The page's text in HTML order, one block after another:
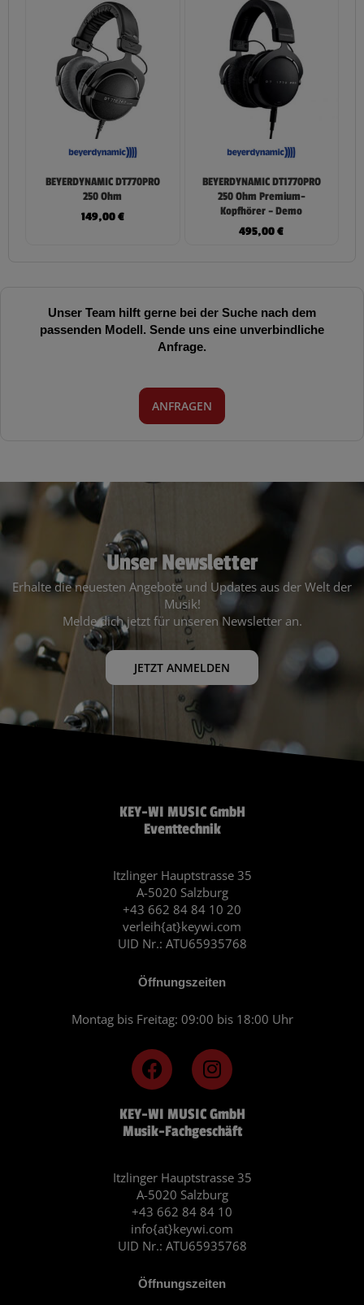
BEYERDYNAMIC DT770PRO
250 Ohm
149,00€
BEYERDYNAMIC DT1770PRO
250 Ohm Premium-
Kopfhörer – Demo
495,00€
Unser Team hilft gerne bei der Suche nach dem
passenden Modell. Sende uns eine unverbindliche
Anfrage.
ANFRAGEN
Unser Newsletter
Erhalte die neuesten Angebote und Updates aus der Welt der
Musik!
Melde dich jetzt für unseren Newsletter an.
JETZT ANMELDEN
KEY-WI MUSIC GmbH
Musik-Fachgeschäft
Itzlinger Hauptstrasse 35
A-5020 Salzburg
+43 662 84 84 10
info{at}keywi.com
UID Nr.: ATU65935768
Öffnungszeiten
F
a
c
e
b
o
k
I
n
s
t
a
r
a
m
KEY-WI MUSIC GmbH
Eventtechnik
Itzlinger Hauptstrasse 35
A-5020 Salzburg
+43 662 84 84 10 20
verleih{at}keywi.com
UID Nr.: ATU65935768
Öffnungszeiten
Montag bis Freitag: 09:00 bis 18:00 Uhr